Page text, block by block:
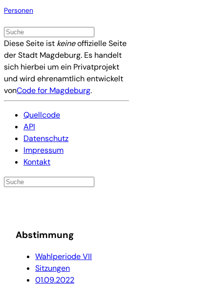
Personen
Diese Seite ist keineoffizielle Seite
der Stadt Magdeburg. Es handelt
sich hierbei um ein Privatprojekt
und wird ehrenamtlich entwickelt
vonCode for Magdeburg.
Quellcode
API
Datenschutz
Impressum
Kontakt
Abstimmung
Wahlperiode VII
Sitzungen
01.09.2022